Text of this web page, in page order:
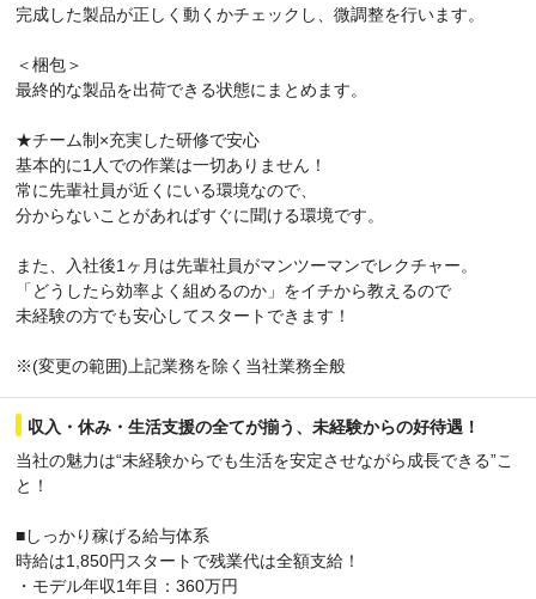
完成した製品が正しく動くかチェックし、微調整を行います。
＜梱包＞
最終的な製品を出荷できる状態にまとめます。
★チーム制×充実した研修で安心
基本的に1人での作業は一切ありません！
常に先輩社員が近くにいる環境なので、
分からないことがあればすぐに聞ける環境です。
また、入社後1ヶ月は先輩社員がマンツーマンでレクチャー。
「どうしたら効率よく組めるのか」をイチから教えるので
未経験の方でも安心してスタートできます！
※(変更の範囲)上記業務を除く当社業務全般
収入・休み・生活支援の全てが揃う、未経験からの好待遇！
当社の魅力は“未経験からでも生活を安定させながら成長できる”こ
と！
■しっかり稼げる給与体系
時給は1,850円スタートで残業代は全額支給！
・モデル年収1年目：360万円